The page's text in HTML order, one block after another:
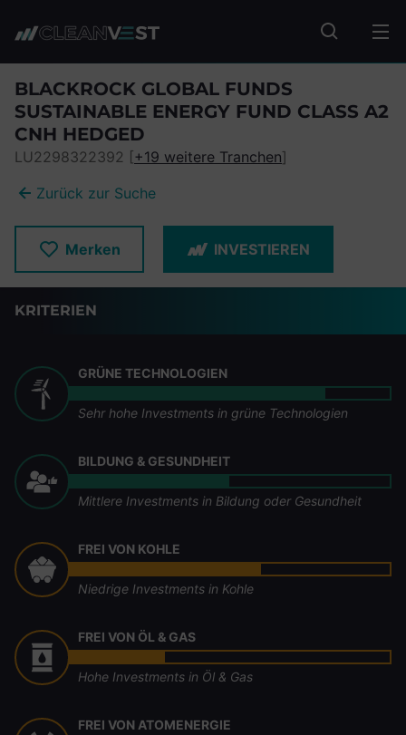
Fonds
BLACKROCK GLOBAL FUNDS
SUSTAINABLE ENERGY FUND CLASS A2
CNH HEDGED
LU2298322392 [+19 weitere Tranchen]
Zurück zur Suche
Merken INVESTIEREN
KRITERIEN
GRÜNE TECHNOLOGIEN
Sehr hohe Investments in grüne Technologien
BILDUNG & GESUNDHEIT
Mittlere Investments in Bildung oder Gesundheit
FREI VON KOHLE
Niedrige Investments in Kohle
FREI VON ÖL & GAS
Hohe Investments in Öl & Gas
FREI VON ATOMENERGIE